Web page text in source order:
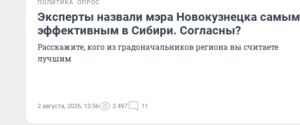
ПОЛИТИКА ОПРОС
Эксперты назвали мэра Новокузнецка самым
эффективным в Сибири. Согласны?
Расскажите, кого из градоначальников региона вы считаете
лучшим
2 августа, 2026, 13:56 2 497 11